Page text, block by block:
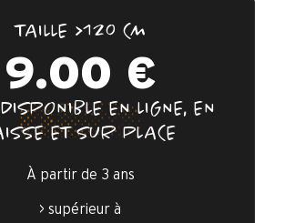
TAILLE >120 CM
9.00 €
EN LIGNE, EN
ET SUR PLACE
À partir de 3 ans
> supérieur à